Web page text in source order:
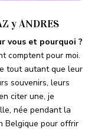
y ANDRES
vous et pourquoi ?
comptent pour moi.
tout autant que leur
souvenirs, leurs
citer une, je
née pendant la
Belgique pour offrir